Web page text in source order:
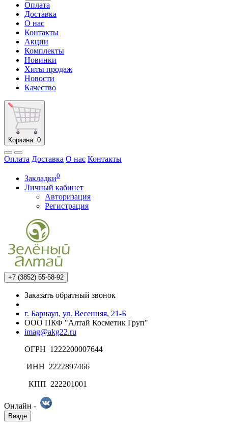
Оплата
Доставка
О нас
Контакты
Акции
Комплекты
Новинки
Хиты продаж
Новости
Качество
Корзина: 0
Оплата Доставка О нас Контакты
Закладки0
Личный кабинет
Авторизация
Регистрация
+7 (3852) 55-58-92
Заказать обратный звонок
г. Барнаул, ул. Весенняя, 21-Б
ООО ПКФ "Алтай Косметик Груп"
imag@akg22.ru
ОГРН 1222200007644
ИНН 2222897466
КПП 222201001
Онлайн -
Везде